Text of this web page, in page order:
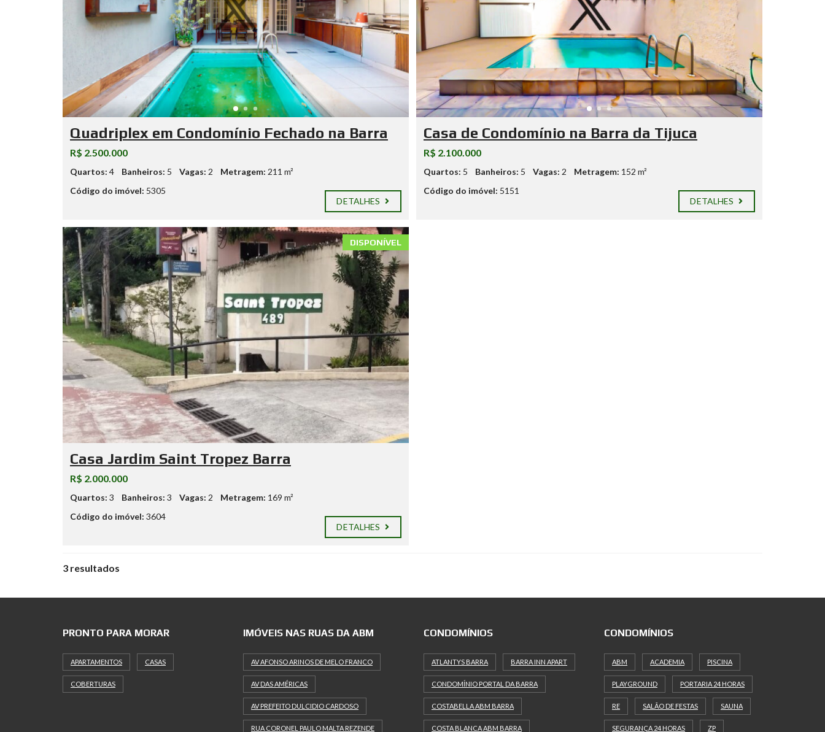
Quadriplex em Condomínio Fechado na Barra
R$ 2.500.000
Quartos: 4 Banheiros: 5 Vagas: 2 Metragem: 211 m²
Código do imóvel: 5305
DETALHES
Casa de Condomínio na Barra da Tijuca
R$ 2.100.000
Quartos: 5 Banheiros: 5 Vagas: 2 Metragem: 152 m²
Código do imóvel: 5151
DETALHES
DISPONÍVEL
Casa Jardim Saint Tropez Barra
R$ 2.000.000
Quartos: 3 Banheiros: 3 Vagas: 2 Metragem: 169 m²
Código do imóvel: 3604
DETALHES
3 resultados
PRONTO PARA MORAR
APARTAMENTOS CASAS
COBERTURAS
IMÓVEIS NAS RUAS DA ABM
AV AFONSO ARINOS DE MELO FRANCO
AV DAS AMÉRICAS
AV PREFEITO DULCIDIO CARDOSO
RUA CORONEL PAULO MALTA REZENDE
CONDOMÍNIOS
ATLANTYS BARRA BARRA INN APART
CONDOMÍNIO PORTAL DA BARRA
COSTABELLA ABM BARRA
COSTA BLANCA ABM BARRA
CONDOMÍNIOS
ABM ACADEMIA PISCINA
PLAYGROUND PORTARIA 24 HORAS
RE SALÃO DE FESTAS SAUNA
SEGURANÇA 24 HORAS ZP